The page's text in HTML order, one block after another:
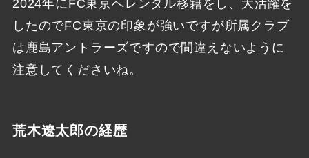
2024年にFC東京へレンタル移籍をし、大活躍を
したのでFC東京の印象が強いですが所属クラブ
は鹿島アントラーズですので間違えないように
注意してくださいね。
荒木遼太郎の経歴